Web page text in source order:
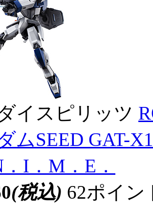
イスピリッツ
ムSEED GAT-
I．M．E．
(税込) 62ポイ